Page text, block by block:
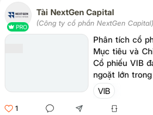
PRO
Tài NextGen Capital
(Công ty cổ phần NextGen Capital)
Phân tích cổ
Mục tiêu và
Cổ phiếu VIB
ngoặt lớn
lợi nhuận đi
phủ, liệu "cỗ
chạm đáy chu
VIB
1